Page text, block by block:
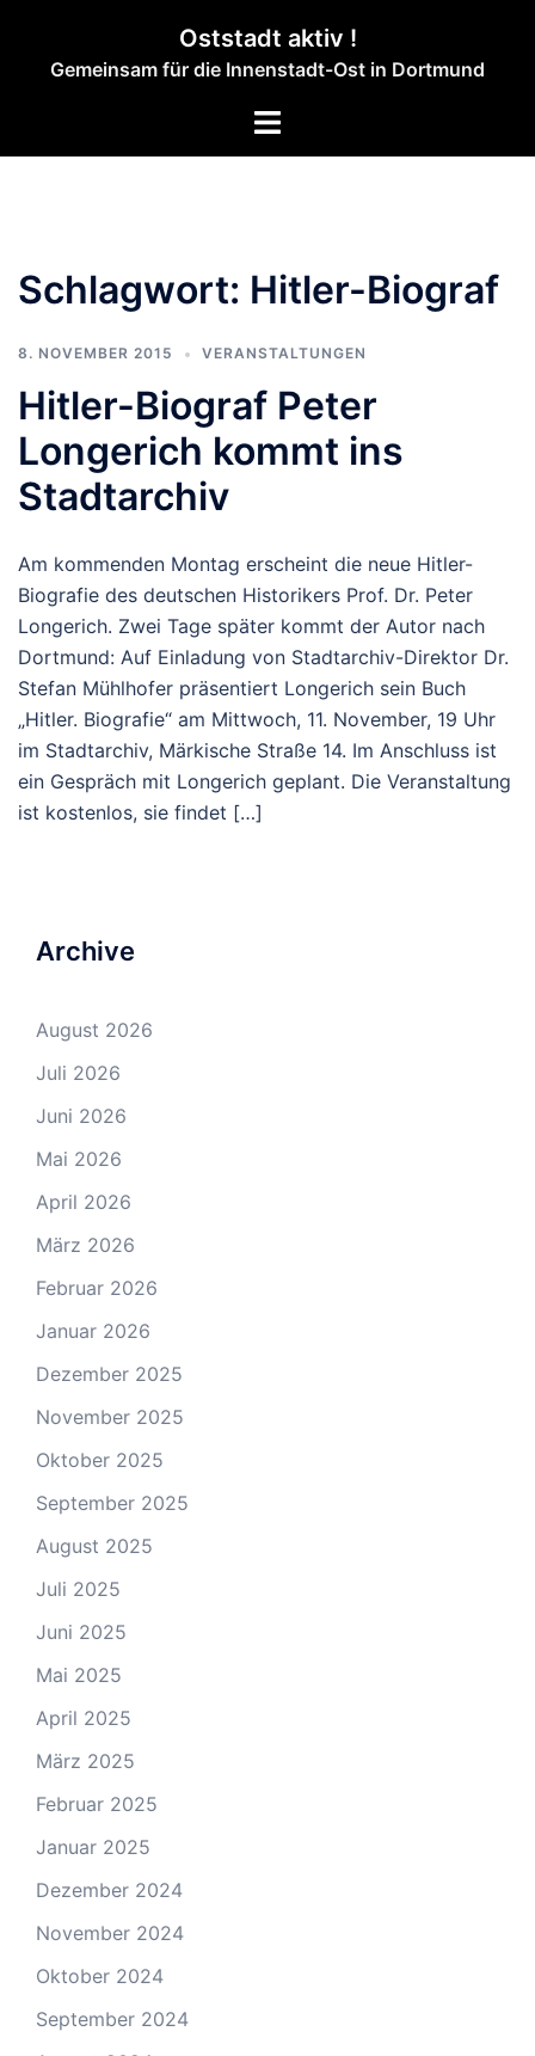
springen
Oststadt aktiv !
Gemeinsam für die Innenstadt-Ost in Dortmund
Menü
Schlagwort: Hitler-Biograf
8. NOVEMBER 2015 VERANSTALTUNGEN
Hitler-Biograf Peter
Longerich kommt ins
Stadtarchiv
Am kommenden Montag erscheint die neue Hitler-
Biografie des deutschen Historikers Prof. Dr. Peter
Longerich. Zwei Tage später kommt der Autor nach
Dortmund: Auf Einladung von Stadtarchiv-Direktor Dr.
Stefan Mühlhofer präsentiert Longerich sein Buch
„Hitler. Biografie“ am Mittwoch, 11. November, 19 Uhr
im Stadtarchiv, Märkische Straße 14. Im Anschluss ist
ein Gespräch mit Longerich geplant. Die Veranstaltung
ist kostenlos, sie findet […]
Archive
August 2026
Juli 2026
Juni 2026
Mai 2026
April 2026
März 2026
Februar 2026
Januar 2026
Dezember 2025
November 2025
Oktober 2025
September 2025
August 2025
Juli 2025
Juni 2025
Mai 2025
April 2025
März 2025
Februar 2025
Januar 2025
Dezember 2024
November 2024
Oktober 2024
September 2024